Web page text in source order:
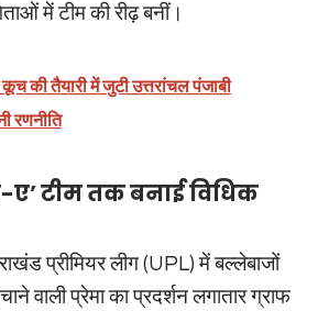
में टीम की रीढ़ बनीं।
कूच की तैयारी में जुटी उत्तरांचल पंजाबी
रणनीति
ए’ टीम तक बनाई विधिक
प्रीमियर लीग (UPL) में बल्लेबाजों
वाली प्रेमा का प्रदर्शन लगातार ग्राफ